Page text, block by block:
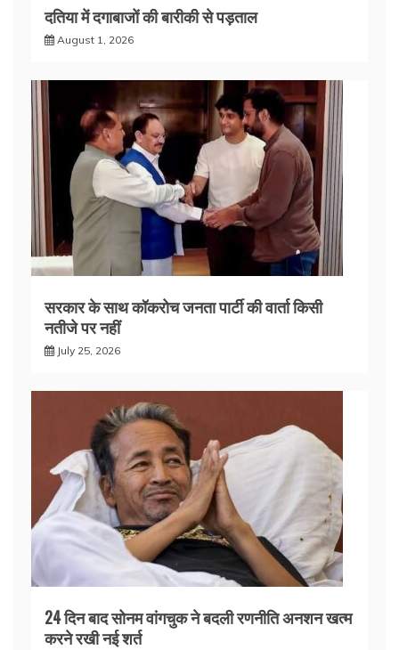
दतिया में दगाबाजों की बारीकी से पड़ताल
August 1, 2026
सरकार के साथ कॉकरोच जनता पार्टी की वार्ता किसी
नतीजे पर नहीं
July 25, 2026
24 दिन बाद सोनम वांगचुक ने बदली रणनीति अनशन खत्म
करने रखी नई शर्त